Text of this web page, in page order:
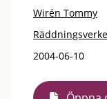
Wirén Tommy
2004-06-10